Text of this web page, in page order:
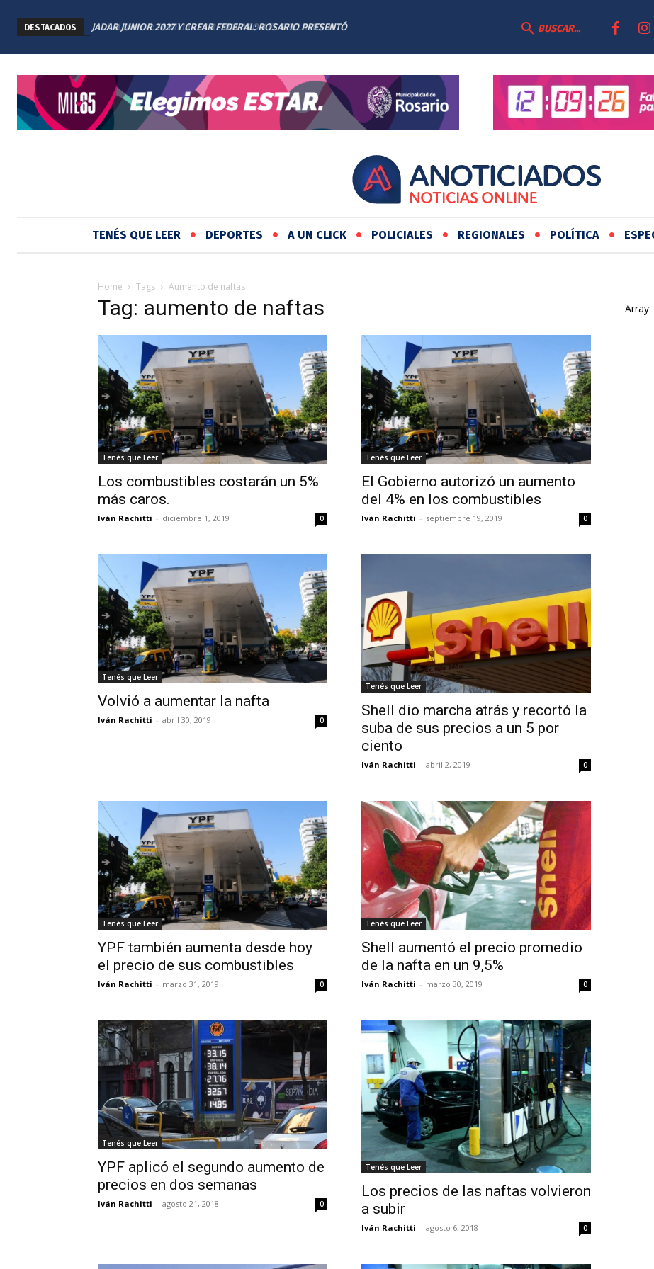
DESTACADOS
SALTA 2141: FAMILIARES RENOVARON EL RECLAMO DE
BUSCAR...
TENÉS QUE LEER DEPORTES A UN CLICK POLICIALES REGIONALES POLÍTICA
Home Tags Aumento de naftas
Tag: aumento de naftas
Tenés que Leer
Los combustibles costarán un 5%
más caros.
Iván Rachitti - diciembre 1, 2019 0
Tenés que Leer
El Gobierno autorizó un aumento
del 4% en los combustibles
Iván Rachitti - septiembre 19, 2019 0
Tenés que Leer
Volvió a aumentar la nafta
Iván Rachitti - abril 30, 2019 0
Tenés que Leer
Shell dio marcha atrás y recortó la
suba de sus precios a un 5 por
ciento
Iván Rachitti - abril 2, 2019 0
Tenés que Leer
YPF también aumenta desde hoy
el precio de sus combustibles
Iván Rachitti - marzo 31, 2019 0
Tenés que Leer
Shell aumentó el precio promedio
de la nafta en un 9,5%
Iván Rachitti - marzo 30, 2019 0
Tenés que Leer
YPF aplicó el segundo aumento de
precios en dos semanas
Iván Rachitti - agosto 21, 2018 0
Tenés que Leer
Los precios de las naftas volvieron
a subir
Iván Rachitti - agosto 6, 2018 0
Array